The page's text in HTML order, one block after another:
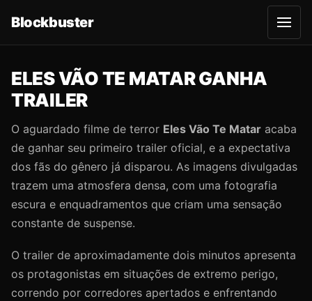
Blockbuster
A
b
r
ELES VÃO TE MATAR GANHA
TRAILER
O aguardado filme de terror Eles Vão Te Matar acaba
de ganhar seu primeiro trailer oficial, e a expectativa
dos fãs do gênero já disparou. As imagens divulgadas
trazem uma atmosfera densa, com uma fotografia
escura e enquadramentos que criam uma sensação
constante de suspense.
O trailer de aproximadamente dois minutos apresenta
os protagonistas em situações de extremo perigo,
correndo por corredores apertados e enfrentando